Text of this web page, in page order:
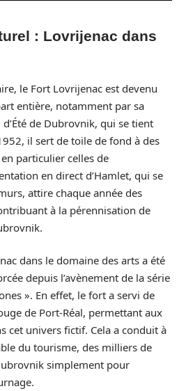
: Lovrijenac dans
le Fort Lovrijenac est devenu
entière, notamment par sa
de Dubrovnik, qui se tient
il sert de toile de fond à des
particulier celles de
en direct d’Hamlet, qui se
attire chaque année des
à la pérennisation de
dans le domaine des arts a été
depuis l’avènement de la série
». En effet, le fort a servi de
de Port-Réal, permettant aux
cet univers fictif. Cela a conduit à
du tourisme, des milliers de
simplement pour